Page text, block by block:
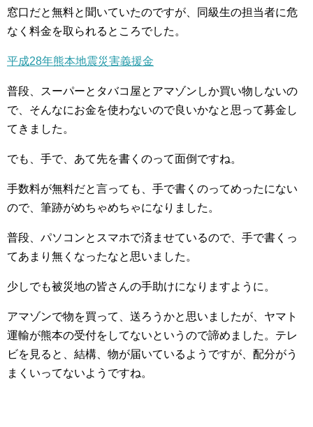
窓口だと無料と聞いていたのですが、同級生の担当者に危
なく料金を取られるところでした。
平成28年熊本地震災害義援金
普段、スーパーとタバコ屋とアマゾンしか買い物しないの
で、そんなにお金を使わないので良いかなと思って募金し
てきました。
でも、手で、あて先を書くのって面倒ですね。
手数料が無料だと言っても、手で書くのってめったにない
ので、筆跡がめちゃめちゃになりました。
普段、パソコンとスマホで済ませているので、手で書くっ
てあまり無くなったなと思いました。
少しでも被災地の皆さんの手助けになりますように。
アマゾンで物を買って、送ろうかと思いましたが、ヤマト
運輸が熊本の受付をしてないというので諦めました。テレ
ビを見ると、結構、物が届いているようですが、配分がう
まくいってないようですね。